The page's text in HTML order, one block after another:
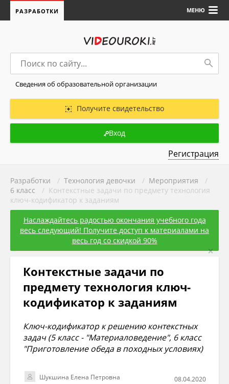
МЕНЮ
РАЗРАБОТКИ
Сведения об образовательной организации
Получите свидетельство
Вход
Регистрация
Разработки / Технология девочки / Мероприятия
/
6 класс
/ Контекстные задачи по предмету технология
ключ-кодификатор к заданиям
Наслаждайтесь радостью окончания учебного года
весь следующий! Получите доступ к материалами на
весь год со скидкой 90%
×
Контекстные задачи по
предмету технология ключ-
кодификатор к заданиям
Ключ-кодификатор к решению контекстных
задач (5 класс - "Материаловедение", 6 класс
"Приготовление обеда в походных условиях)
Шукшина Елена Петровна 08.04.2020